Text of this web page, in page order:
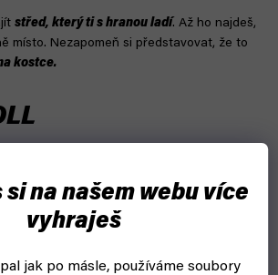
si na našem webu více
vyhraješ
jak po másle, používáme soubory
střed, který ti s hranou ladí. Až ho najdeš,
místo. Nezapomeň si představovat, že to
kostce.
kostce ti mohou nastat 4 situace: